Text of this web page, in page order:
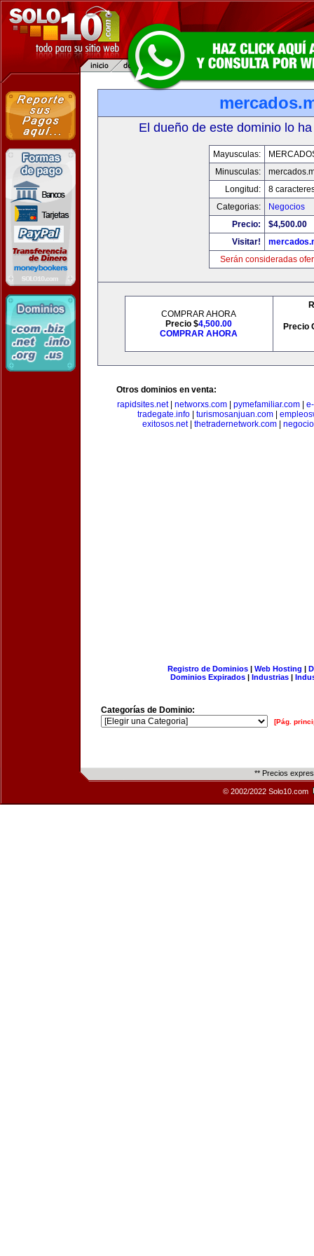
El dueño de este dominio lo
Mayusculas:
Minusculas:
Longitud:
8
Categorias:
Negocios
Precio:
$4,500.00
Visitar!
Serán consideradas
COMPRAR AHORA
Precio $4,500.00
COMPRAR AHORA
Precio
Otros dominios en venta:
rapidsites.net| networxs.com| pymefamiliar.com|
tradegate.info| turismosanjuan.com|
exitosos.net| thetradernetwork.com|
Registro de Dominios| Web Hosting |
Dominios Expirados | Industrias |
Categorías de Dominio:
[Pág.
** Precios
© 2002/2022 Solo10.com